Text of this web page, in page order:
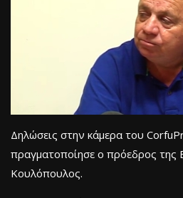
Δηλώσεις στην κάμερα του
πραγματοποίησε ο πρόεδρος της
Κουλόπουλος.